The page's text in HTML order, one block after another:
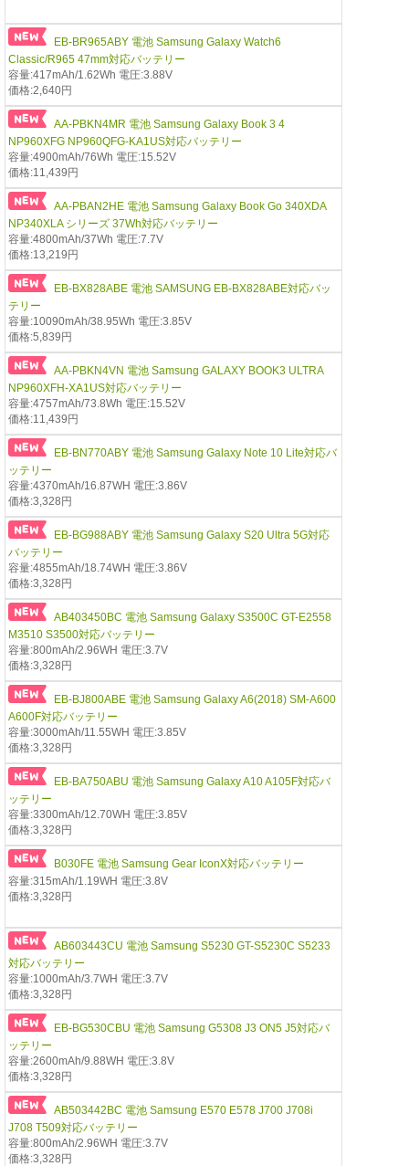
EB-BR965ABY 電池 Samsung Galaxy Watch6
Classic/R965 47mm対応バッテリー
容量:417mAh/1.62Wh 電圧:3.88V
価格:2,640円
AA-PBKN4MR 電池 Samsung Galaxy Book 3 4
NP960XFG NP960QFG-KA1US対応バッテリー
容量:4900mAh/76Wh 電圧:15.52V
価格:11,439円
AA-PBAN2HE 電池 Samsung Galaxy Book Go 340XDA
NP340XLA シリーズ 37Wh対応バッテリー
容量:4800mAh/37Wh 電圧:7.7V
価格:13,219円
EB-BX828ABE 電池 SAMSUNG EB-BX828ABE対応バッ
テリー
容量:10090mAh/38.95Wh 電圧:3.85V
価格:5,839円
AA-PBKN4VN 電池 Samsung GALAXY BOOK3 ULTRA
NP960XFH-XA1US対応バッテリー
容量:4757mAh/73.8Wh 電圧:15.52V
価格:11,439円
EB-BN770ABY 電池 Samsung Galaxy Note 10 Lite対応バ
ッテリー
容量:4370mAh/16.87WH 電圧:3.86V
価格:3,328円
EB-BG988ABY 電池 Samsung Galaxy S20 Ultra 5G対応
バッテリー
容量:4855mAh/18.74WH 電圧:3.86V
価格:3,328円
AB403450BC 電池 Samsung Galaxy S3500C GT-E2558
M3510 S3500対応バッテリー
容量:800mAh/2.96WH 電圧:3.7V
価格:3,328円
EB-BJ800ABE 電池 Samsung Galaxy A6(2018) SM-A600
A600F対応バッテリー
容量:3000mAh/11.55WH 電圧:3.85V
価格:3,328円
EB-BA750ABU 電池 Samsung Galaxy A10 A105F対応バ
ッテリー
容量:3300mAh/12.70WH 電圧:3.85V
価格:3,328円
B030FE 電池 Samsung Gear IconX対応バッテリー
容量:315mAh/1.19WH 電圧:3.8V
価格:3,328円
AB603443CU 電池 Samsung S5230 GT-S5230C S5233
対応バッテリー
容量:1000mAh/3.7WH 電圧:3.7V
価格:3,328円
EB-BG530CBU 電池 Samsung G5308 J3 ON5 J5対応バ
ッテリー
容量:2600mAh/9.88WH 電圧:3.8V
価格:3,328円
AB503442BC 電池 Samsung E570 E578 J700 J708i
J708 T509対応バッテリー
容量:800mAh/2.96WH 電圧:3.7V
価格:3,328円